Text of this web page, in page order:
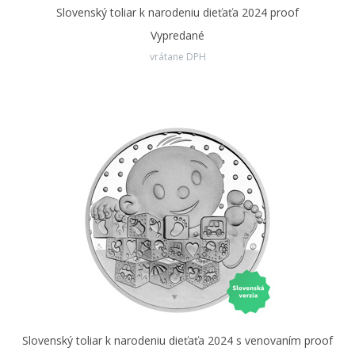
dátumu narodenia,... – fantázii sa medze nekladú. Jediným
ďalšie varianty peniažteka k narodeniu
Slovenský toliar k narodeniu dieťaťa 2024 proof
Vypredané
vrátane DPH
Slovenský toliar k narodeniu dieťaťa 2024 s venovaním proof